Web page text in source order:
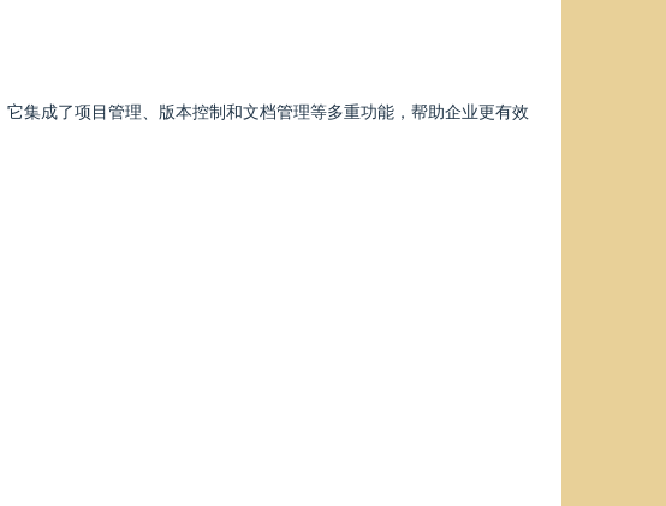
集成了项目管理、版本控制和文档管理等多重功能，帮助企业更有效